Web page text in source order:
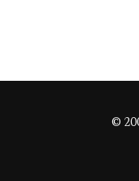
©